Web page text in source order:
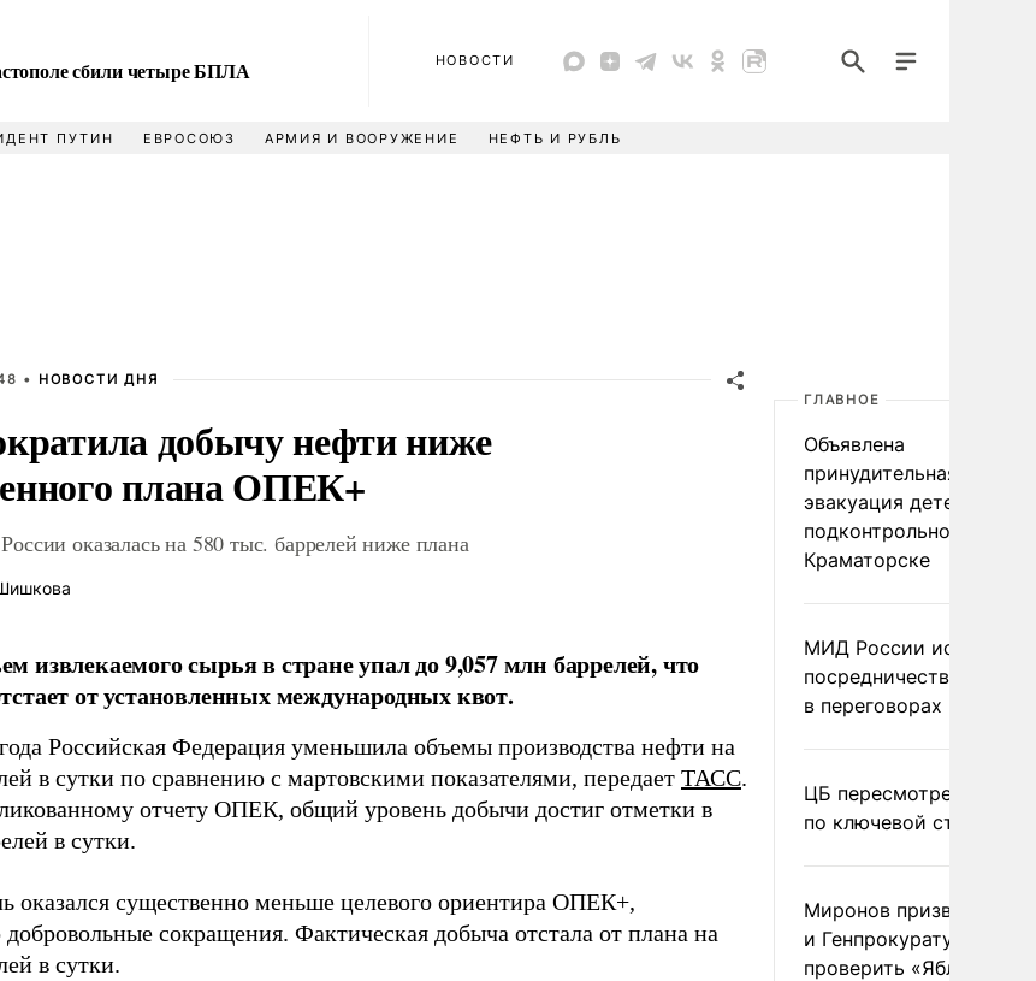
сбили четыре БПЛА НОВОСТИ
ПУТИН ЕВРОСОЮЗ АРМИЯ И ВООРУЖЕНИЕ НЕФТЬ И РУБЛЬ
• НОВОСТИ ДНЯ
добычу нефти ниже
плана ОПЕК+
оказалась на 580 тыс. баррелей ниже плана
извлекаемого сырья в стране упал до 9,057 млн баррелей, что
от установленных международных квот.
Российская Федерация уменьшила объемы производства нефти на
в сутки по сравнению с мартовскими показателями, передает ТАСС.
отчету ОПЕК, общий уровень добычи достиг отметки в
в сутки.
оказался существенно меньше целевого ориентира ОПЕК+,
сокращения. Фактическая добыча отстала от плана на
в сутки.
ГЛАВНОЕ
Объявлена
принудительная
эвакуация детей в
подконтрольном Киеву
Краматорске
МИД России исключил
посредничество
в переговорах по
ЦБ пересмотрел
по ключевой ставке
Миронов призвал
и Генпрокуратуру
проверить «Яблоко»